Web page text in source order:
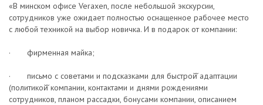
«В минском офисе Veraxen, после небольшой экскурсии,
сотрудников уже ожидает полностью оснащенное рабочее место
с любой техникой на выбор новичка. И в подарок от компании:
· фирменная майка;
· письмо с советами и подсказками для быстрой̆ адаптации
(политикой̆ компании, контактами и днями рождениями
сотрудников, планом рассадки, бонусами компании, описанием